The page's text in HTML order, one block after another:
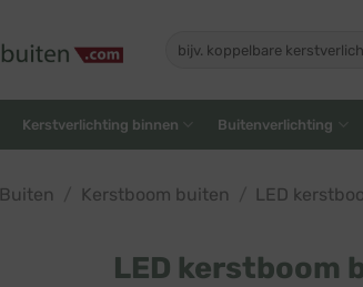
naar:
Kerstverlichting binnen Buitenverlichting
Buiten Kerstboom buiten LED
LED kerstboom